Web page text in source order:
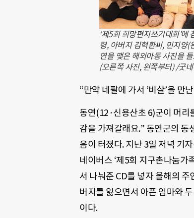
‘제5회 희망편지쓰기대회’
령, 아버지 김혁환씨, 민지양(
연을 맺은 해외아동 사진을
(오른쪽 사진, 왼쪽부터) /굿
“만약 네팔에 가서 ‘비샬’을 만
동연(12·신용산초 6)군이 머리
감을 가져갈래요.” 동연군의
음이 터졌다. 지난 3일 저녁 기
네이버스 ‘제5회 지구촌나눔가
서 나눠준 CD를 넣자 올해의
버지를 잃으면서 아픈 엄마와
이다.